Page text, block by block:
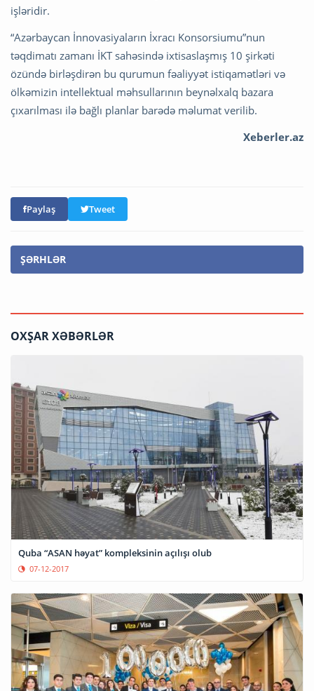
işləridir.
“Azərbaycan İnnovasiyaların İxracı Konsorsiumu”nun
təqdimatı zamanı İKT sahəsində ixtisaslaşmış 10 şirkəti
özündə birləşdirən bu qurumun fəaliyyət istiqamətləri və
ölkəmizin intellektual məhsullarının beynəlxalq bazara
çıxarılması ilə bağlı planlar barədə məlumat verilib.
Xeberler.az
Paylaş Tweet
ŞƏRHLƏR
OXŞAR XƏBƏRLƏR
Quba “ASAN həyat” kompleksinin açılışı olub
07-12-2017